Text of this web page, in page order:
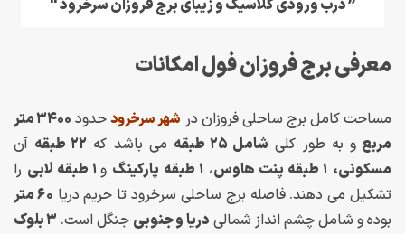
” درب ورودی کلاسیک و زیبای برج فروزان سرخرود “
معرفی برج فروزان فول امکانات
مساحت کامل برج ساحلی فروزان در شهر سرخرودحدود
۳۴۰۰ متر
مربعو به طور کلی شامل ۲۵ طبقه می باشد که ۲۲ طبقه
آن
مسکونی، ۱ طبقه پنت هاوس ، ۱ طبقه پارکینگ و۱ طبقه لابی
را
تشکیل می دهند. فاصله برج ساحلی سرخرود تا حریم دریا ۶۰ متر
بوده و شامل چشم انداز شمالی دریا و جنوبی جنگل است.
۳ بلوک